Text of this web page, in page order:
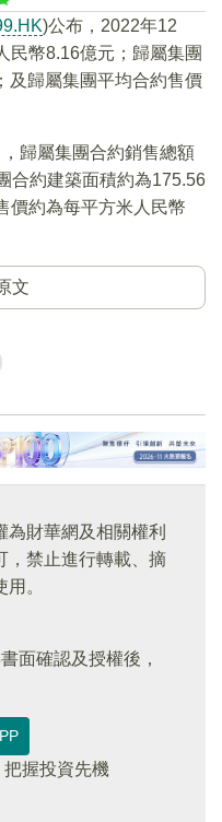
)公布，2022年12
民幣8.16億元；歸屬集團
及歸屬集團平均合約售價
歸屬集團合約銷售總額
合約建築面積約為175.56
價約為每平方米人民幣
文
為財華網及相關權利
，禁止進行轉載、摘
。
書面確認及授權後，
握投資先機